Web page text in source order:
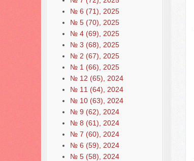
№ 6 (71), 2025
№ 5 (70), 2025
№ 4 (69), 2025
№ 3 (68), 2025
№ 2 (67), 2025
№ 1 (66), 2025
№ 12 (65), 2024
№ 11 (64), 2024
№ 10 (63), 2024
№ 9 (62), 2024
№ 8 (61), 2024
№ 7 (60), 2024
№ 6 (59), 2024
№ 5 (58), 2024